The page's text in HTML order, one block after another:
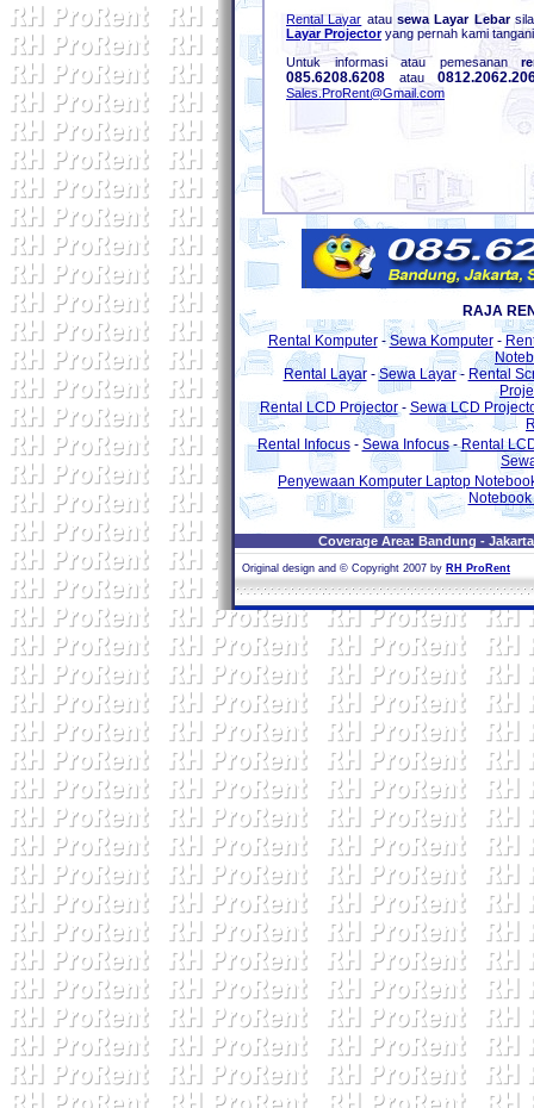
Rental Layar atausewa Layar Lebar
Layar Projectoryang pernah kami
Untuk informasi atau pemesanan
085.6208.6208 atau
Sales.ProRent@Gmail.com
RAJA
Rental Komputer-Sewa Komputer-
Rental Layar-Sewa Layar- Rental
Rental LCD Projector- Sewa LCD
Rental Infocus- Sewa Infocus-Rental
Penyewaan Komputer Laptop
Coverage Area: Bandung -
Original design and © Copyright 2007 by RH ProRent